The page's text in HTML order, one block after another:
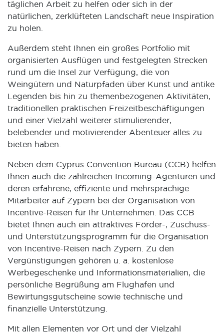
täglichen Arbeit zu helfen oder sich in der
natürlichen, zerklüfteten Landschaft neue Inspiration
zu holen.
Außerdem steht Ihnen ein großes Portfolio mit
organisierten Ausflügen und festgelegten Strecken
rund um die Insel zur Verfügung, die von
Weingütern und Naturpfaden über Kunst und antike
Legenden bis hin zu themenbezogenen Aktivitäten,
traditionellen praktischen Freizeitbeschäftigungen
und einer Vielzahl weiterer stimulierender,
belebender und motivierender Abenteuer alles zu
bieten haben.
Neben dem Cyprus Convention Bureau (CCB) helfen
Ihnen auch die zahlreichen Incoming-Agenturen und
deren erfahrene, effiziente und mehrsprachige
Mitarbeiter auf Zypern bei der Organisation von
Incentive-Reisen für Ihr Unternehmen. Das CCB
bietet Ihnen auch ein attraktives Förder-, Zuschuss-
und Unterstützungsprogramm für die Organisation
von Incentive-Reisen nach Zypern. Zu den
Vergünstigungen gehören u. a. kostenlose
Werbegeschenke und Informationsmaterialien, die
persönliche Begrüßung am Flughafen und
Bewirtungsgutscheine sowie technische und
finanzielle Unterstützung.
Mit allen Elementen vor Ort und der Vielzahl